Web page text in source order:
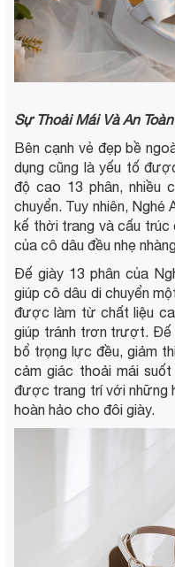
Sự Thoải Mái Và An Toàn
Bên cạnh vẻ đẹp bề
dụng cũng là yếu tố
độ cao 13 phân, nhiều
chuyển. Tuy nhiên,
kế thời trang và cấu
của cô dâu đều nhẹ
Đế giày 13 phân của
giúp cô dâu di chuyển
được làm từ chất liệu
giúp tránh trơn trượt. Đế
bổ trọng lực đều, giảm
cảm giác thoải mái
được trang trí với những
hoàn hảo cho đôi giày.